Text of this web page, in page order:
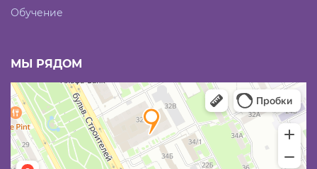
Обучение
МЫ РЯДОМ